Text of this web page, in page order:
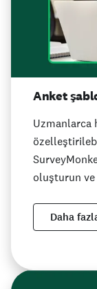
Anket
Uzmanlarca
oluşturun
Daha